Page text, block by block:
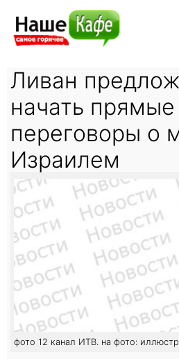
Ливан
начать прямые
переговоры о
Израилем
фото 12 канал ИТВ. на фото: